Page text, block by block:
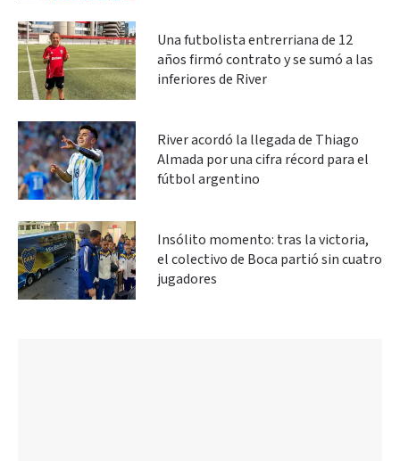
Una futbolista entrerriana de 12
años firmó contrato y se sumó a las
inferiores de River
River acordó la llegada de Thiago
Almada por una cifra récord para el
fútbol argentino
Insólito momento: tras la victoria,
el colectivo de Boca partió sin cuatro
jugadores